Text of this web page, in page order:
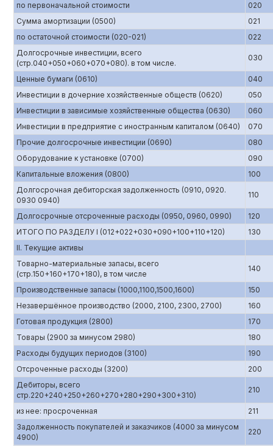
по первоначальной стоимости
020
Сумма амортизации (0500)
021
по остаточной стоимости (020-021)
022
Долгосрочные инвестиции, всего
(стр.040+050+060+070+080). в том числе.
030
Ценные бумаги (0610)
040
Инвестиции в дочерние хозяйственные обществ (0620)
050
Инвестиции в зависимые хозяйственные общества (0630)
060
Инвестиции в предприятие с иностранным капиталом (0640)
070
Прочие долгосрочные инвестиции (0690)
080
Оборудование к установке (0700)
090
Капитальные вложения (0800)
100
Долгосрочная дебиторская задолженность (0910, 0920.
0930 0940)
110
Долгосрочные отсроченные расходы (0950, 0960, 0990)
120
ИТОГО ПО РАЗДЕЛУ I (012+022+030+090+100+110+120)
130
II. Текущие активы
Товарно-материальные запасы, всего
(стр.150+160+170+180), в том числе
140
Производственные запасы (1000,1100,1500,1600)
150
Незавершённое производство (2000, 2100, 2300, 2700)
160
Готовая продукция (2800)
170
Товары (2900 за минусом 2980)
180
Расходы будущих периодов (3100)
190
Отсроченные расходы (3200)
200
Дебиторы, всего
стр.220+240+250+260+270+280+290+300+310)
210
из нее: просроченная
211
Задолженность покупателей и заказчиков (4000 за минусом
4900)
220